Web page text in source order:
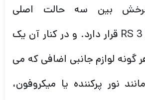
بین سه حالت اصلی
عکسبرداری RS 3 Mini قرار دارد. و در کنار آن یک
گونه لوازم جانبی اضافی که می
نور پرکننده یا میکروفون،